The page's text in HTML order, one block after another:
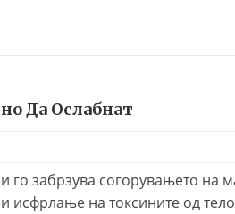
Да Ослабнат
забрзува согорувањето на
исфрлање на токсините од